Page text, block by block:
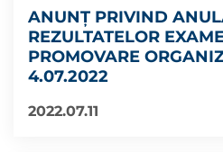
ANUNȚ PRIVIND
REZULTATELOR
PROMOVARE
4.07.2022
2022.07.11